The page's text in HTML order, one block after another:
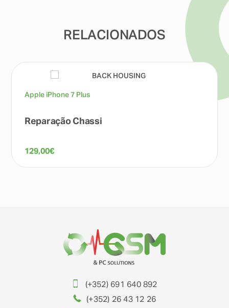
RELACIONADOS
Apple iPhone 7 Plus
Reparação Chassi
129,00€
(+352) 691 640 892
(+352) 26 43 12 26